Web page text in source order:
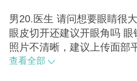
男20.医生 请问想要眼睛很
眼皮切开还建议开眼角吗
照片不清晰，建议上传面部
睛可以通过双眼皮手术、开
查看全部